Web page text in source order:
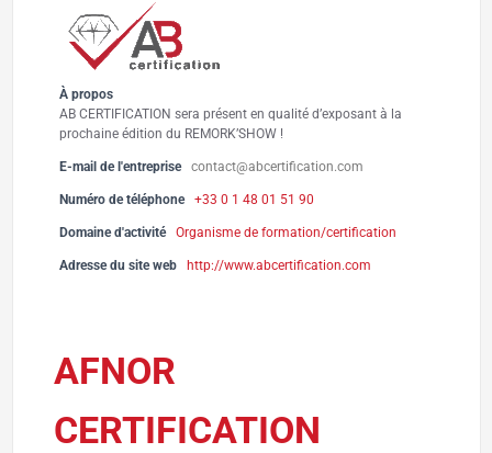
À propos
AB CERTIFICATION sera présent en qualité d’exposant à la
prochaine édition du REMORK’SHOW !
E-mail de l'entreprise contact@abcertification.com
Numéro de téléphone +33 0 1 48 01 51 90
Domaine d'activité Organisme de formation/certification
Adresse du site web http://www.abcertification.com
AFNOR
CERTIFICATION